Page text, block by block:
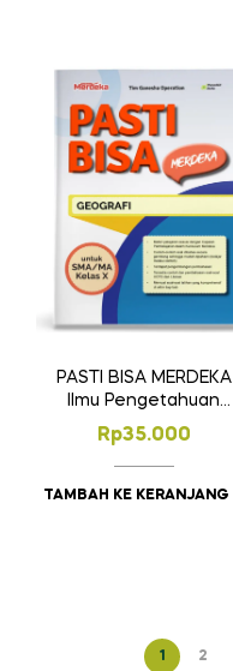
PASTI BISA MERDEKA
Ilmu Pengetahuan
Sosial – Geografi
SMA/MA Kelas X
Rp35.000
TAMBAH KE KERANJANG
1 2